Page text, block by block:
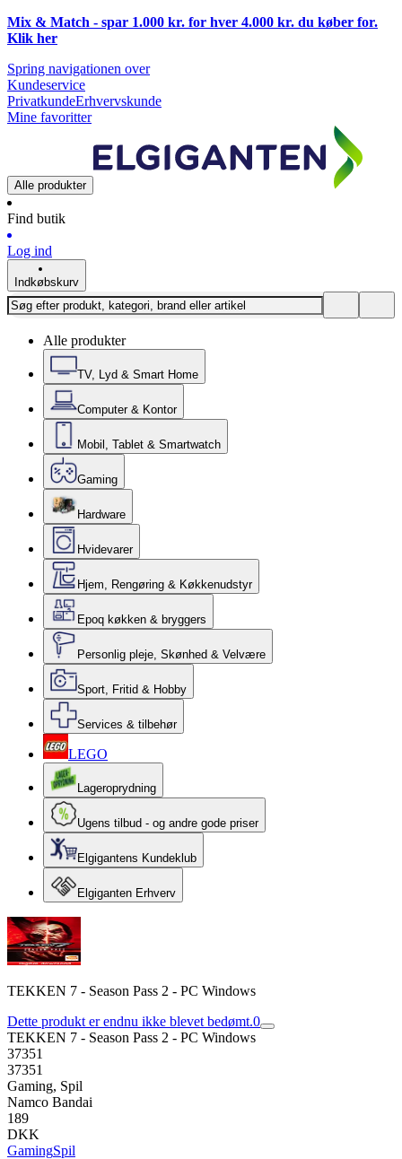
Mix & Match - spar 1.000 kr. for hver 4.000 kr. du køber for.
Klik her
Spring navigationen over
Kundeservice
PrivatkundeErhvervskunde
Mine favoritter
Alle produkter
Find butik
Log ind
Indkøbskurv
Alle produkter
TV, Lyd & Smart Home
Computer & Kontor
Mobil, Tablet & Smartwatch
Gaming
Hardware
Hvidevarer
Hjem, Rengøring & Køkkenudstyr
Epoq køkken & bryggers
Personlig pleje, Skønhed & Velvære
Sport, Fritid & Hobby
Services & tilbehør
LEGO
Lageroprydning
Ugens tilbud - og andre gode priser
Elgigantens Kundeklub
Elgiganten Erhverv
TEKKEN 7 - Season Pass 2 - PC Windows
Dette produkt er endnu ikke blevet bedømt.0
TEKKEN 7 - Season Pass 2 - PC Windows
37351
37351
Gaming, Spil
Namco Bandai
189
DKK
GamingSpil